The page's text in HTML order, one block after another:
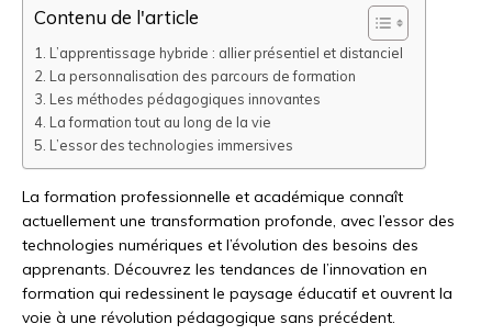
Contenu de l'article
L’apprentissage hybride : allier présentiel et distanciel
La personnalisation des parcours de formation
Les méthodes pédagogiques innovantes
La formation tout au long de la vie
L’essor des technologies immersives
La formation professionnelle et académique connaît
actuellement une transformation profonde, avec l’essor des
technologies numériques et l’évolution des besoins des
apprenants. Découvrez les tendances de l’innovation en
formation qui redessinent le paysage éducatif et ouvrent la
voie à une révolution pédagogique sans précédent.